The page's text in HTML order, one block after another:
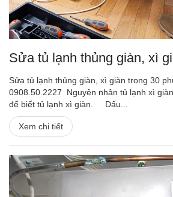
Sửa tủ lạnh thủng giàn, xì
Sửa tủ lạnh thủng giàn, xì giàn trong 30
0908.50.2227 Nguyên nhân tủ lạnh xì
để biết tủ lạnh xì giàn. Dấu...
Xem chi tiết